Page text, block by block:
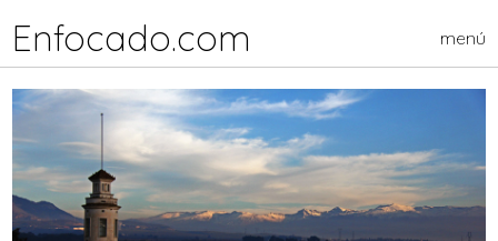
Enfocado.com menú